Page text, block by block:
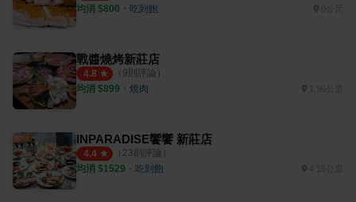
均消 $800 ・ 吃到飽
戰醬燒烤新莊店
4.8 （ 9則評論）
均消 $899 ・ 燒肉 1.96公里
INPARADISE饗饗 新莊店
4.4 （ 23則評論）
均消 $1529 ・ 吃到飽 4.15公里